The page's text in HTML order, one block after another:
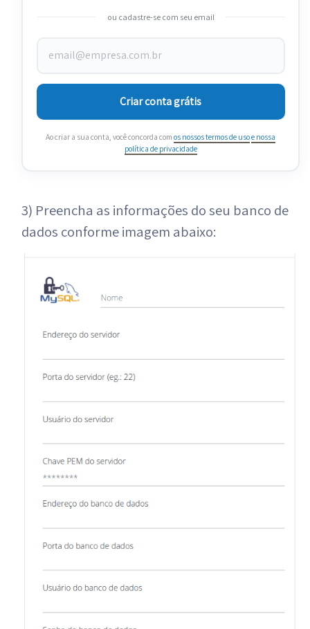
ou cadastre-se com seu email
Criar conta grátis
Ao criar a sua conta, você concorda com os nossos termos de usoe nossa
política de privacidade
3) Preencha as informações do seu banco de
dados conforme imagem abaixo: